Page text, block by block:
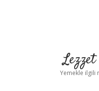
Yemekle ilgili